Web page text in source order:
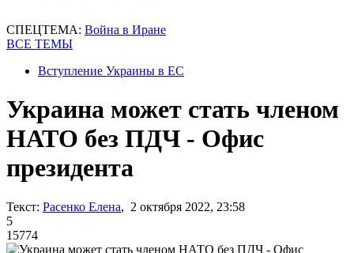
СПЕЦТЕМА: Война в Иране
ВСЕ ТЕМЫ
Вступление Украины в ЕС
Украина может стать членом
НАТО без ПДЧ - Офис
президента
Текст: Расенко Елена, 2 октября 2022, 23:58
5
15774